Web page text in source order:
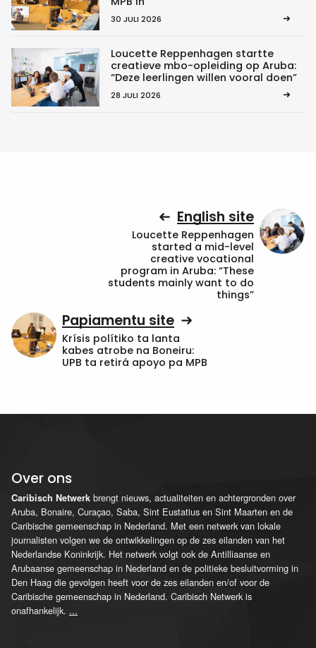
30 JULI 2026
Loucette Reppenhagen startte
creatieve mbo-opleiding op Aruba:
“Deze leerlingen willen vooral doen”
28 JULI 2026
English site
Loucette Reppenhagen
started a mid-level
creative vocational
program in Aruba: “These
students mainly want to do
things”
Papiamentu site
Krísis polítiko ta lanta
kabes atrobe na Boneiru:
UPB ta retirá apoyo pa MPB
Over ons
Caribisch Netwerk brengt nieuws, actualiteiten en achtergronden over
Aruba, Bonaire, Curaçao, Saba, Sint Eustatius en Sint Maarten en de
Caribische gemeenschap in Nederland. Met een netwerk van lokale
journalisten volgen we de ontwikkelingen op de zes eilanden van het
Nederlandse Koninkrijk. Het netwerk volgt ook de Antilliaanse en
Arubaanse gemeenschap in Nederland en de politieke besluitvorming in
Den Haag die gevolgen heeft voor de zes eilanden en/of voor de
Caribische gemeenschap in Nederland. Caribisch Netwerk is
onafhankelijk. ...